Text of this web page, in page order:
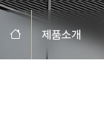
홈으로제품소개